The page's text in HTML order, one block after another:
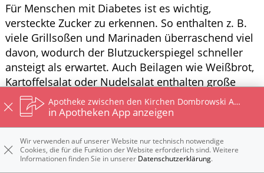
Für Menschen mit Diabetes ist es wichtig,
versteckte Zucker zu erkennen. So enthalten z. B.
viele Grillsoßen und Marinaden überraschend viel
davon, wodurch der Blutzuckerspiegel schneller
ansteigt als erwartet. Auch Beilagen wie Weißbrot,
Kartoffelsalat oder Nudelsalat enthalten große
Mengen Kohlenhydrate. Deshalb sollte die Portion
bewusst gewählt werden.
Komplett auf Eis, Kuchen oder süße Getränke zu
verzichten ist nicht zwingend notwendig.
Entscheidend ist, die Menge im Blick zu behalten
Apotheke zwischen den Kirchen Dombrowski Apotheken Betriebs OHG
in Apotheken App anzeigen
Wir verwenden auf unserer Website nur technisch notwendige
Cookies, die für die Funktion der Website erforderlich sind. Weitere
Informationen finden Sie in unserer Datenschutzerklärung.